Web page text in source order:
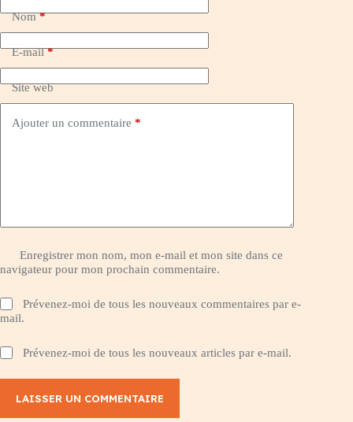
Nom*
E-mail*
Site web
Ajouter un commentaire *
Enregistrer mon nom, mon e-mail et mon site dans ce
navigateur pour mon prochain commentaire.
Prévenez-moi de tous les nouveaux commentaires par e-
mail.
Prévenez-moi de tous les nouveaux articles par e-mail.
LAISSER UN COMMENTAIRE